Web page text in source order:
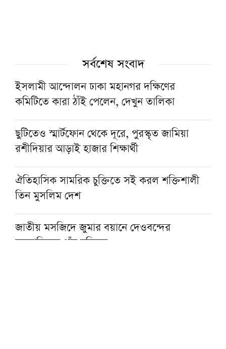
সর্বশেষ সংবাদ
ইসলামী আন্দোলন ঢাকা মহানগর দক্ষিণের
কমিটিতে কারা ঠাঁই পেলেন, দেখুন তালিকা
ছুটিতেও স্মার্টফোন থেকে দূরে, পুরস্কৃত জামিয়া
রশীদিয়ার আড়াই হাজার শিক্ষার্থী
ঐতিহাসিক সামরিক চুক্তিতে সই করল শক্তিশালী
তিন মুসলিম দেশ
জাতীয় মসজিদে জুমার বয়ানে দেওবন্দের
মুহতামিমের পাঁচ নসিহত